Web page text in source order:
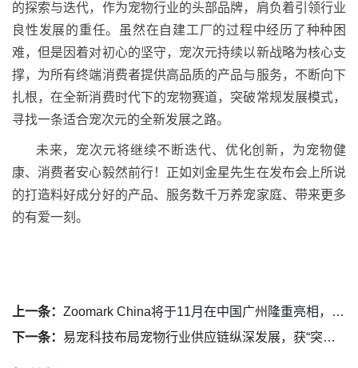
的探索与迭代，作为宠物行业的头部品牌，肩负着引领行业
良性发展的重任。虽然在自建工厂的过程中经历了种种困
难，但是因着对初心的坚守，宠次元持续以新战略为核心支
撑，为所有终端消费者提供高品质的产品与服务，不断向下
扎根，在全新消费时代下的宠物赛道，突破常规发展模式，
寻找一条适合宠次元的全新发展之路。
未来，宠次元将继续不断迭代、优化创新，为宠物健
康、消费者安心毅然前行！正如刘金星先生在发布会上所说
的打造料好成分好的产品、服务数千万养宠家庭、带来更多
的有爱一刻。
上一条： Zoomark China将于11月在中国广州隆重亮相，打造绿色宠业创新平台
下一条： 易宠科技布局宠物行业供应链纵深发展，获“突出贡献奖